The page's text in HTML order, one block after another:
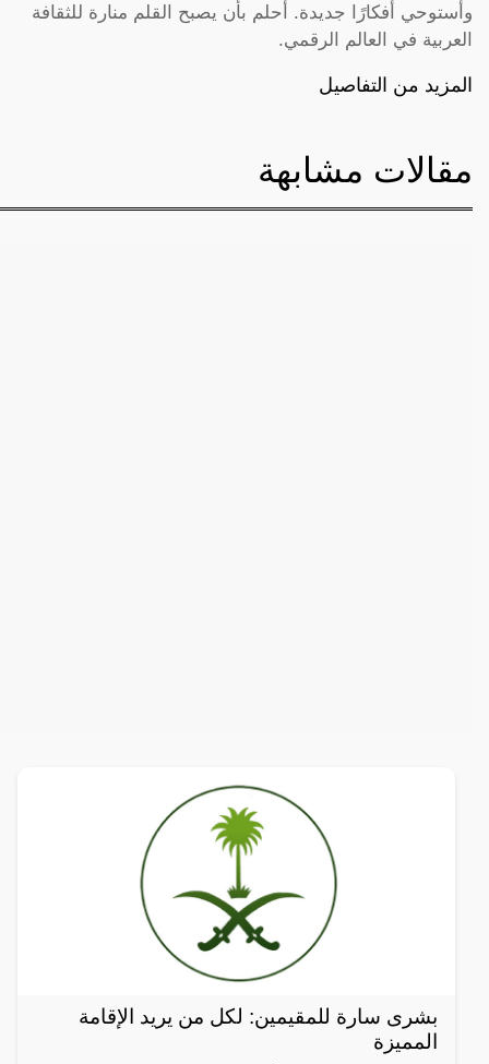
وأستوحي أفكارًا جديدة. أحلم بأن يصبح القلم منارة للثقافة
العربية في العالم الرقمي.
المزيد من التفاصيل
مقالات مشابهة
بشرى سارة للمقيمين: لكل من يريد الإقامة
المميزة